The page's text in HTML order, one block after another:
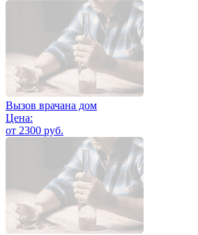
Вызов врачана дом
Цена:
от 2300 руб.